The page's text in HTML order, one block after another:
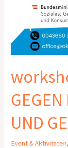
UND
Event & Aktivitäten